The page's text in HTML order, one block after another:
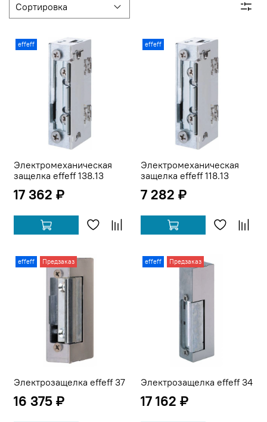
effeff
Электромеханическая
защелка effeff 138.13
17 362 ₽
effeff
Электромеханическая
защелка effeff 118.13
7 282 ₽
effeff Предзаказ
Электрозащелка effeff 37
16 375 ₽
effeff Предзаказ
Электрозащелка effeff 34
17 162 ₽